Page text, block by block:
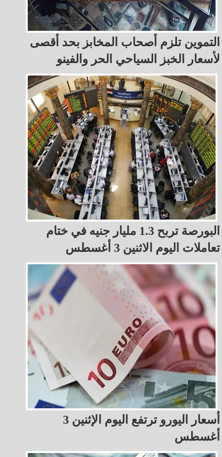
التموين تلزم أصحاب المخابز بحد أقصى
لأسعار الخبز السياحي الحر والفينو
البورصة تربح 1.3 مليار جنيه في ختام
تعاملات اليوم الاثنين 3 أغسطس
أسعار اليورو ترتفع اليوم الإثنين 3
أغسطس